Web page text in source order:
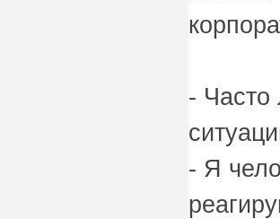
- Часто
- Я